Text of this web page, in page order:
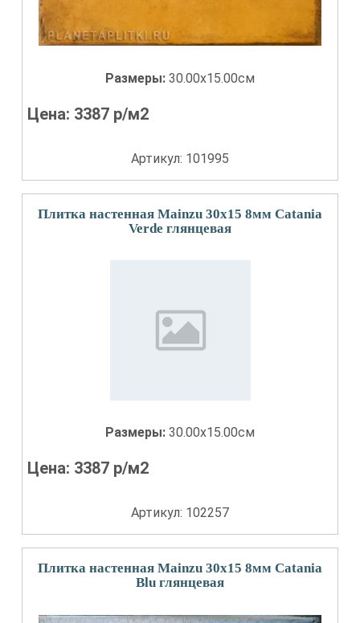
Размеры: 30.00x15.00см
Цена: 3387 р/м2
Артикул: 101995
Плитка настенная Mainzu 30x15 8мм Catania
Verde глянцевая
Размеры: 30.00x15.00см
Цена: 3387 р/м2
Артикул: 102257
Плитка настенная Mainzu 30x15 8мм Catania
Blu глянцевая